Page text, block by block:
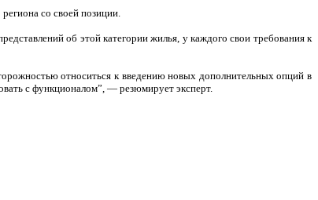
со своей позиции.
об этой категории жилья, у каждого свои требования к
относиться к введению новых дополнительных опций в
с функционалом”, — резюмирует эксперт.